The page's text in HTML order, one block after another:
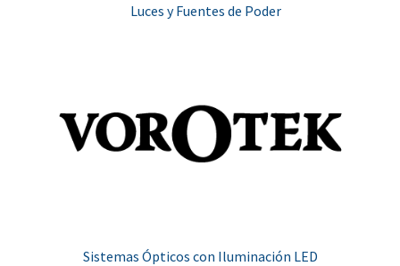
Luces y Fuentes de Poder
Sistemas Ópticos con Iluminación LED